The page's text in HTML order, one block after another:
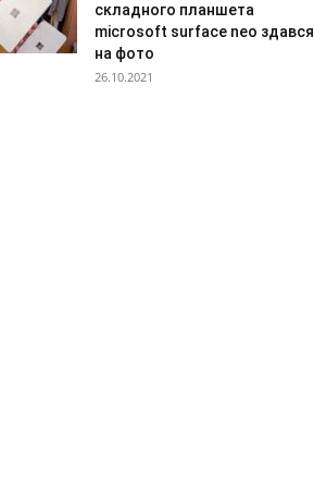
складного планшета
microsoft surface neo здався
на фото
26.10.2021